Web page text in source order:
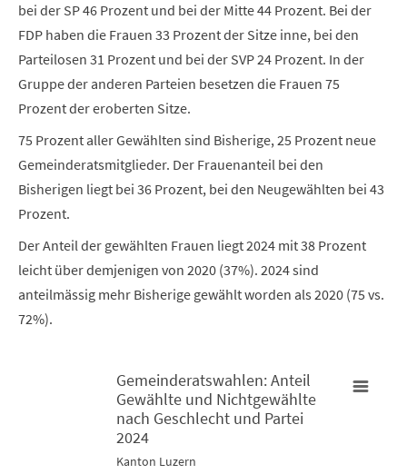
bei der SP 46 Prozent und bei der Mitte 44 Prozent. Bei der
FDP haben die Frauen 33 Prozent der Sitze inne, bei den
Parteilosen 31 Prozent und bei der SVP 24 Prozent. In der
Gruppe der anderen Parteien besetzen die Frauen 75
Prozent der eroberten Sitze.
75 Prozent aller Gewählten sind Bisherige, 25 Prozent neue
Gemeinderatsmitglieder. Der Frauenanteil bei den
Bisherigen liegt bei 36 Prozent, bei den Neugewählten bei 43
Prozent.
Der Anteil der gewählten Frauen liegt 2024 mit 38 Prozent
leicht über demjenigen von 2020 (37%). 2024 sind
anteilmässig mehr Bisherige gewählt worden als 2020 (75 vs.
72%).
Gemeinderatswahlen: Anteil Gewählte und Nichtgewählte
Bar chart with 4 data series.
Gemeinderatswahlen: Anteil
Gewählte und Nichtgewählte
nach Geschlecht und Partei
2024
Kanton Luzern